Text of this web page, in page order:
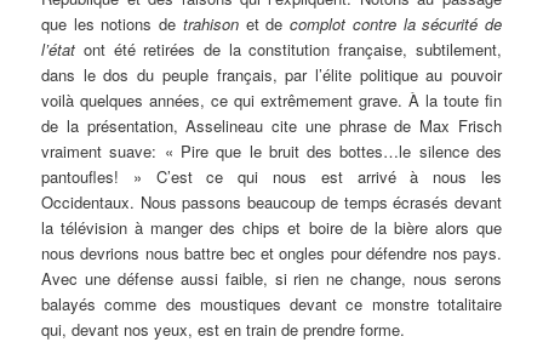
que les notions de trahisonet de complot contre la sécurité de
l’état ont été retirées de la constitution française, subtilement,
dans le dos du peuple français, par l’élite politique au pouvoir
voilà quelques années, ce qui extrêmement grave. À la toute fin
de la présentation, Asselineau cite une phrase de Max Frisch
vraiment suave: « Pire que le bruit des bottes…le silence des
pantoufles! » C’est ce qui nous est arrivé à nous les
Occidentaux. Nous passons beaucoup de temps écrasés devant
la télévision à manger des chips et boire de la bière alors que
nous devrions nous battre bec et ongles pour défendre nos pays.
Avec une défense aussi faible, si rien ne change, nous serons
balayés comme des moustiques devant ce monstre totalitaire
qui, devant nos yeux, est en train de prendre forme.